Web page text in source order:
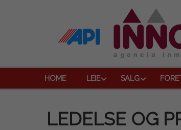
HOME LEIE SALG
LEDELSE OG